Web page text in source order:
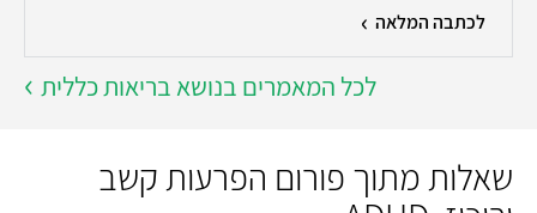
לכתבה המלאה
לכל המאמרים בנושא בריאות כללית
שאלות מתוך פורום הפרעות קשב